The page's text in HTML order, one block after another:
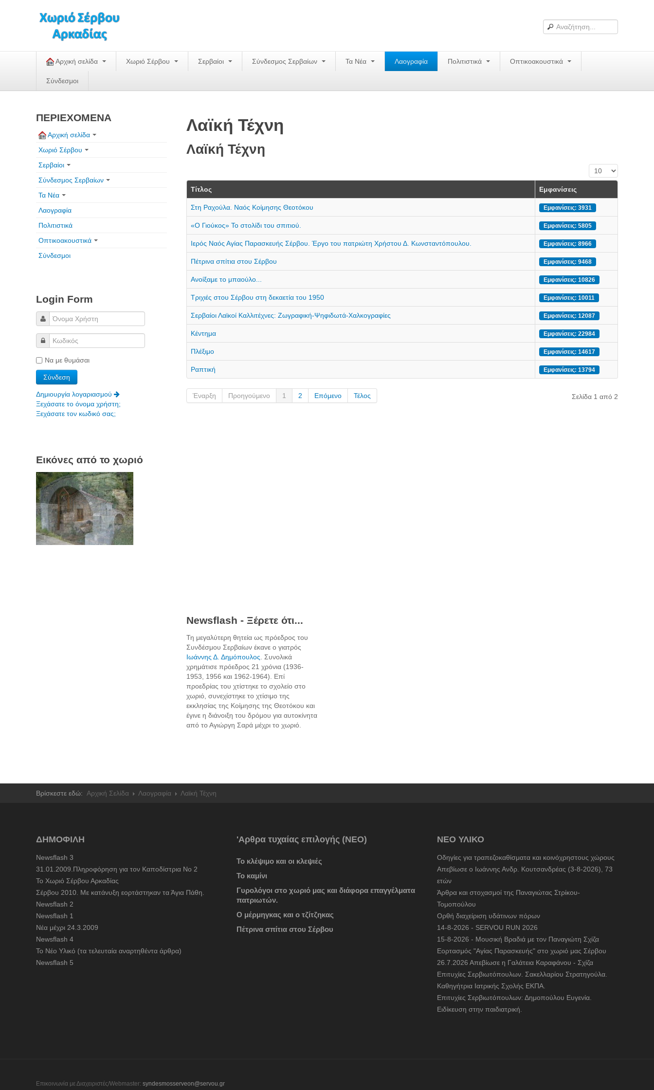
Αρχική σελίδα Χωριό Σέρβου Σερβαίοι Σύνδεσμος Σερβαίων Τα Νέα Λαογραφία Πολιτιστικά Οπτικοακουστικά
Σύνδεσμοι
Λαϊκή Τέχνη
Λαϊκή Τέχνη
Εμφάνιση #
Τίτλος Εμφανίσεις
Στη Ραχούλα. Ναός Κοίμησης Θεοτόκου Εμφανίσεις: 3931
«Ο Γιούκος» Το στολίδι του σπιτιού. Εμφανίσεις: 5805
Ιερός Ναός Αγίας Παρασκευής Σέρβου. Έργο του πατριώτη Χρήστου Δ. Κωνσταντόπουλου. Εμφανίσεις: 8966
Πέτρινα σπίτια στου Σέρβου Εμφανίσεις: 9468
Ανοίξαμε το μπαούλο... Εμφανίσεις: 10826
Τριχιές στου Σέρβου στη δεκαετία του 1950 Εμφανίσεις: 10011
Σερβαίοι Λαϊκοί Καλλιτέχνες: Ζωγραφική-Ψηφιδωτά-Χαλκογραφίες Εμφανίσεις: 12087
Κέντημα Εμφανίσεις: 22984
Πλέξιμο Εμφανίσεις: 14617
Ραπτική Εμφανίσεις: 13794
Σελίδα 1 από 2
Έναρξη Προηγούμενο 1 2 Επόμενο Τέλος
ΠΕΡΙΕΧΟΜΕΝΑ
Αρχική σελίδα
Χωριό Σέρβου
Σερβαίοι
Σύνδεσμος Σερβαίων
Τα Νέα
Λαογραφία
Πολιτιστικά
Οπτικοακουστικά
Σύνδεσμοι
Login Form
Να με θυμάσαι
Δημιουργία λογαριασμού
Ξεχάσατε το όνομα χρήστη;
Ξεχάσατε τον κωδικό σας;
Εικόνες από το χωριό
Newsflash - Ξέρετε ότι...
Τη μεγαλύτερη θητεία ως πρόεδρος του
Συνδέσμου Σερβαίων έκανε ο γιατρός
Ιωάννης Δ. Δημόπουλος . Συνολικά
χρημάτισε πρόεδρος 21 χρόνια (1936-
1953, 1956 και 1962-1964). Επί
προεδρίας του χτίστηκε το σχολείο στο
χωριό, συνεχίστηκε το χτίσιμο της
εκκλησίας της Κοίμησης της Θεοτόκου και
έγινε η διάνοιξη του δρόμου για αυτοκίνητα
από το Αγιώργη Σαρά μέχρι το χωριό.
Βρίσκεστε εδώ: Αρχική Σελίδα Λαογραφία Λαϊκή Τέχνη
ΔΗΜΟΦΙΛΗ
Newsflash 3
31.01.2009.Πληροφόρηση για τον Καποδίστρια Νο 2
To Χωριό Σέρβου Αρκαδίας
Σέρβου 2010. Με κατάνυξη εορτάστηκαν τα Άγια Πάθη.
Newsflash 2
Newsflash 1
Nέα μέχρι 24.3.2009
Newsflash 4
Το Νέο Υλικό (τα τελευταία αναρτηθέντα άρθρα)
Newsflash 5
'Αρθρα τυχαίας επιλογής (ΝΕΟ)
Το κλέψιμο και οι κλεψιές
Το καμίνι
Γυρολόγοι στο χωριό μας και διάφορα επαγγέλματα
πατριωτών.
Ο μέρμηγκας και ο τζίτζηκας
Πέτρινα σπίτια στου Σέρβου
ΝΕΟ ΥΛΙΚΟ
Οδηγίες για τραπεζοκαθίσματα και κοινόχρηστους χώρους
Απεβίωσε ο Ιωάννης Ανδρ. Κουτσανδρέας (3-8-2026), 73
ετών
Άρθρα και στοχασμοί της Παναγιώτας Στρίκου-
Τομοπούλου
Ορθή διαχείριση υδάτινων πόρων
14-8-2026 - SERVOU RUN 2026
15-8-2026 - Μουσική Βραδιά με τον Παναγιώτη Σχίζα
Εορτασμός "Αγίας Παρασκευής" στο χωριό μας Σέρβου
26.7.2026 Απεβίωσε η Γαλάτεια Καραφάνου - Σχίζα
Επιτυχίες Σερβιωτόπουλων. Σακελλαρίου Στρατηγούλα.
Καθηγήτρια Ιατρικής Σχολής ΕΚΠΑ.
Επιτυχίες Σερβιωτόπουλων: Δημοπούλου Ευγενία.
Ειδίκευση στην παιδιατρική.
Επικοινωνία με Διαχειριστές/Webmaster: syndesmosserveon@servou.gr